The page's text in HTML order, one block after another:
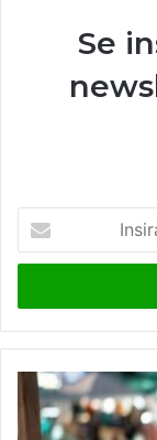
Se
s
r
a
e
u